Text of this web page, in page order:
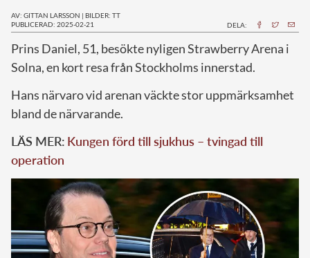
AV: GITTAN LARSSON | BILDER: TT
PUBLICERAD: 2025-02-21
DELA:
Prins Daniel, 51, besökte nyligen Strawberry Arena i
Solna, en kort resa från Stockholms innerstad.
Hans närvaro vid arenan väckte stor uppmärksamhet
bland de närvarande.
LÄS MER: Kungen förd till sjukhus – tvingad till
operation